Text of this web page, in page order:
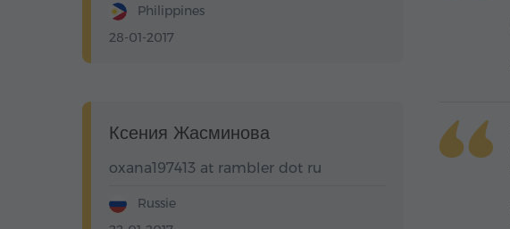
Philippines
28-01-2017
Ксения Жасминова
oxana197413 at rambler dot ru
Russie